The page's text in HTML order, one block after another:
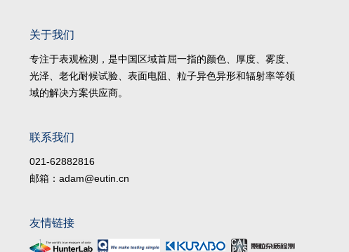
关于我们
专注于表观检测，是中国区域首屈一指的颜色、厚度、雾度、
光泽、老化耐候试验、表面电阻、粒子异色异形和辐射率等领
域的解决方案供应商。
联系我们
021-62882816
邮箱：adam@eutin.cn
友情链接